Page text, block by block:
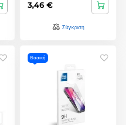
3,46 €
Σύγκριση
Βασική